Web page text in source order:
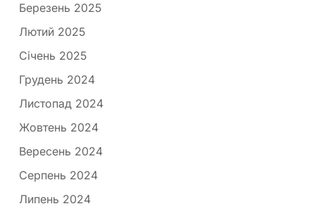
Березень 2025
Лютий 2025
Січень 2025
Грудень 2024
Листопад 2024
Жовтень 2024
Вересень 2024
Серпень 2024
Липень 2024